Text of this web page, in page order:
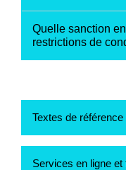
Quelle sanction
restrictions de
Textes de référence
Services en ligne et